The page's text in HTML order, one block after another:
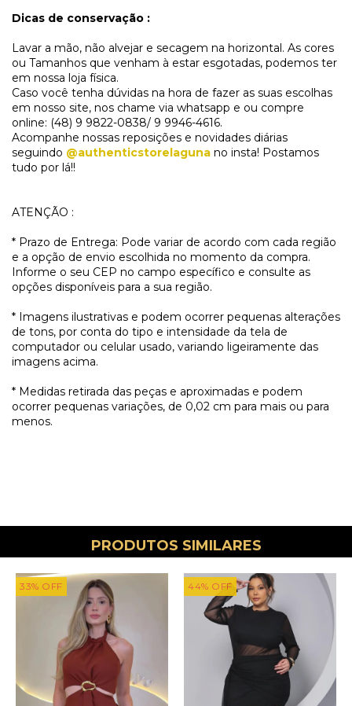
Dicas de conservação :
Lavar a mão, não alvejar e secagem na horizontal. As cores
ou Tamanhos que venham à estar esgotadas, podemos ter
em nossa loja física.
Caso você tenha dúvidas na hora de fazer as suas escolhas
em nosso site, nos chame via whatsapp e ou compre
online: (48) 9 9822-0838/ 9 9946-4616.
Acompanhe nossas reposições e novidades diárias
seguindo @authenticstorelaguna no insta! Postamos
tudo por lá!!
ATENÇÃO :
* Prazo de Entrega: Pode variar de acordo com cada região
e a opção de envio escolhida no momento da compra.
Informe o seu CEP no campo específico e consulte as
opções disponíveis para a sua região.
* Imagens ilustrativas e podem ocorrer pequenas alterações
de tons, por conta do tipo e intensidade da tela de
computador ou celular usado, variando ligeiramente das
imagens acima.
* Medidas retirada das peças e aproximadas e podem
ocorrer pequenas variações, de 0,02 cm para mais ou para
menos.
PRODUTOS SIMILARES
33% OFF 44% OFF